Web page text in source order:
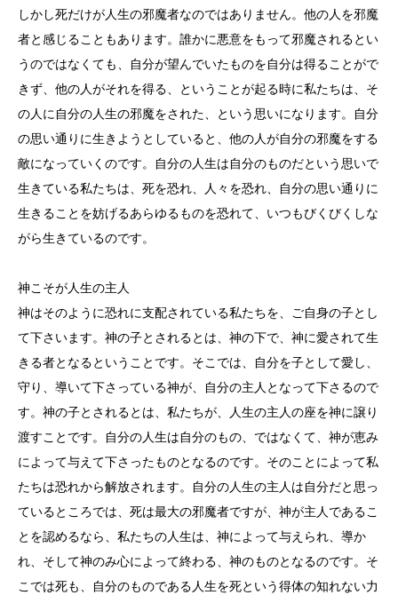
しかし死だけが人生の邪魔者なのではありません。他の人を邪魔
者と感じることもあります。誰かに悪意をもって邪魔されるとい
うのではなくても、自分が望んでいたものを自分は得ることがで
きず、他の人がそれを得る、ということが起る時に私たちは、そ
の人に自分の人生の邪魔をされた、という思いになります。自分
の思い通りに生きようとしていると、他の人が自分の邪魔をする
敵になっていくのです。自分の人生は自分のものだという思いで
生きている私たちは、死を恐れ、人々を恐れ、自分の思い通りに
生きることを妨げるあらゆるものを恐れて、いつもびくびくしな
がら生きているのです。
神こそが人生の主人
神はそのように恐れに支配されている私たちを、ご自身の子とし
て下さいます。神の子とされるとは、神の下で、神に愛されて生
きる者となるということです。そこでは、自分を子として愛し、
守り、導いて下さっている神が、自分の主人となって下さるので
す。神の子とされるとは、私たちが、人生の主人の座を神に譲り
渡すことです。自分の人生は自分のもの、ではなくて、神が恵み
によって与えて下さったものとなるのです。そのことによって私
たちは恐れから解放されます。自分の人生の主人は自分だと思っ
ているところでは、死は最大の邪魔者ですが、神が主人であるこ
とを認めるなら、私たちの人生は、神によって与えられ、導か
れ、そして神のみ心によって終わる、神のものとなるのです。そ
こでは死も、自分のものである人生を死という得体の知れない力